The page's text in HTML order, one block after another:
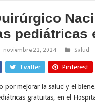
pediátricas
noviembre 22, 2024 Salud
Twitter Pinterest
por mejorar la salud y el
gratuitas, en el